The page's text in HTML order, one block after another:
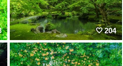
204